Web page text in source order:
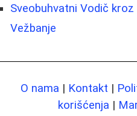
Sveobuhvatni Vodič
Vežbanje
O nama | Kontakt |
korišćenja |